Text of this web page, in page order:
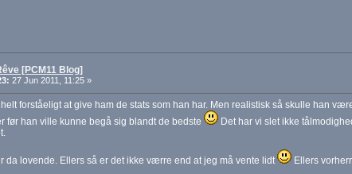
[PCM11 Blog]
27 Jun 2011, 11:25 »
forståeligt at give ham de stats som han har. Men realistisk så skulle han
før han ville kunne begå sig blandt de bedste
Det har vi slet ikke
da lovende. Ellers så er det ikke værre end at jeg må vente lidt Ellers